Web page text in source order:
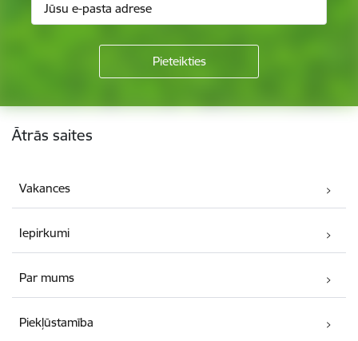
Kājene
Ātrās saites
Vakances
Iepirkumi
Par mums
Piekļūstamība